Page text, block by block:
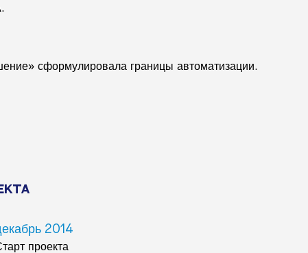
сформулировала границы автоматизации.
2014
проекта